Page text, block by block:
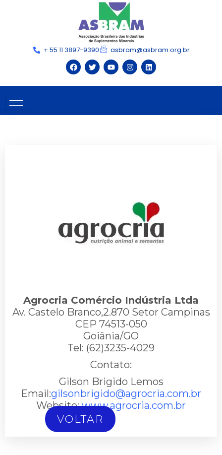
+ 55 11 3897-9390 asbram@asbram.org.br
Agrocria Comércio Indústria Ltda
Av. Castelo Branco,2.870 Setor Campinas
CEP 74513-050
Goiânia/GO
Tel: (62)3235-4029
Contato:
Gilson Brigido Lemos
Email:gilsonbrigido@agrocria.com.br
Website:www.agrocria.com.br
VOLTAR